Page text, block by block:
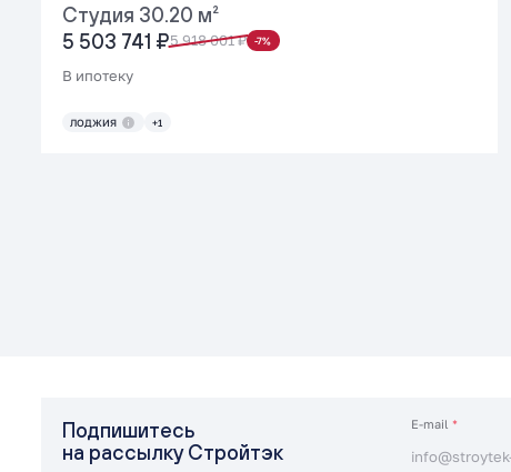
Студия 30.20 м²
5 503 741 ₽5 918 001 ₽ -7%
В ипотеку
ЛОДЖИЯ +1
Подпишитесь
на рассылку Стройтэк
E-mail *